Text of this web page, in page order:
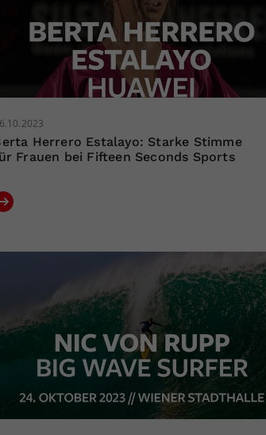
Herrero Estalayo: Starke Stimme
Frauen bei Fifteen Seconds Sports